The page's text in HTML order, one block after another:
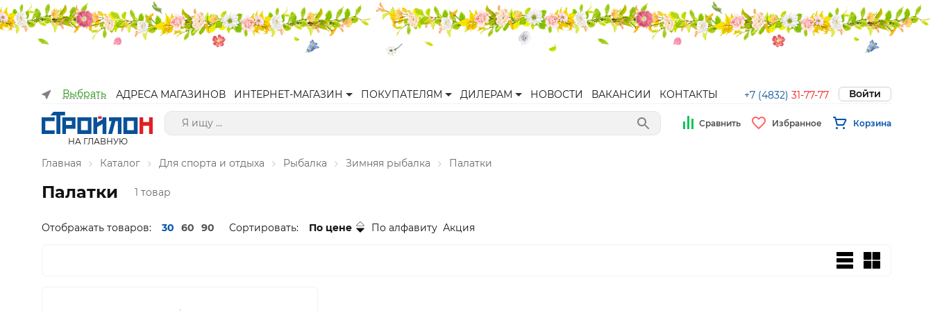
Выбрать АДРЕСА МАГАЗИНОВ ИНТЕРНЕТ-МАГАЗИН ПОКУПАТЕЛЯМ ДИЛЕРАМ НОВОСТИ ВАКАНСИИ КОНТАКТЫ +7 (4832) 31-77-77 Войти
НА ГЛАВНУЮ
Сравнить Избранное Корзина
Главная Каталог Для спорта и отдыха Рыбалка Зимняя рыбалка Палатки
Палатки 1 товар
Отображать товаров: 30 60 90 Сортировать: По цене По алфавиту Акция